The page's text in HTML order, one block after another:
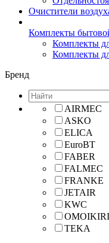
Очистители
Комплекты
Комплекты
Комплекты
Бренд
AIRMEC
ASKO
ELICA
EuroBT
FABER
FALMEC
FRANKE
JETAIR
KWC
OMOIKIRI
TEKA